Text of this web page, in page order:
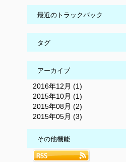
最近のトラックバック
タグ
アーカイブ
2016年12月 (1)
2015年10月 (1)
2015年08月 (2)
2015年05月 (3)
その他機能